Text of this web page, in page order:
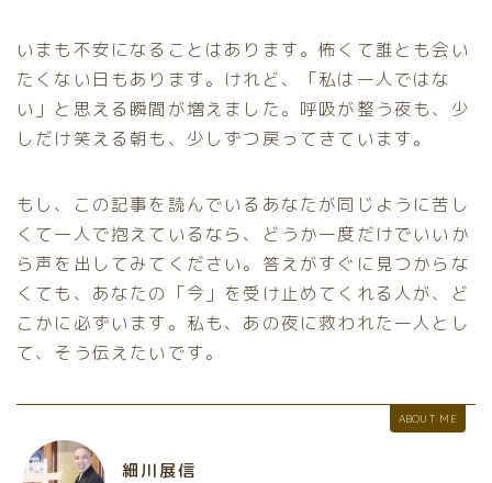
いまも不安になることはあります。怖くて誰とも会い
たくない日もあります。けれど、「私は一人ではな
い」と思える瞬間が増えました。呼吸が整う夜も、少
しだけ笑える朝も、少しずつ戻ってきています。
もし、この記事を読んでいるあなたが同じように苦し
くて一人で抱えているなら、どうか一度だけでいいか
ら声を出してみてください。答えがすぐに見つからな
くても、あなたの「今」を受け止めてくれる人が、ど
こかに必ずいます。私も、あの夜に救われた一人とし
て、そう伝えたいです。
ABOUT ME
細川展信